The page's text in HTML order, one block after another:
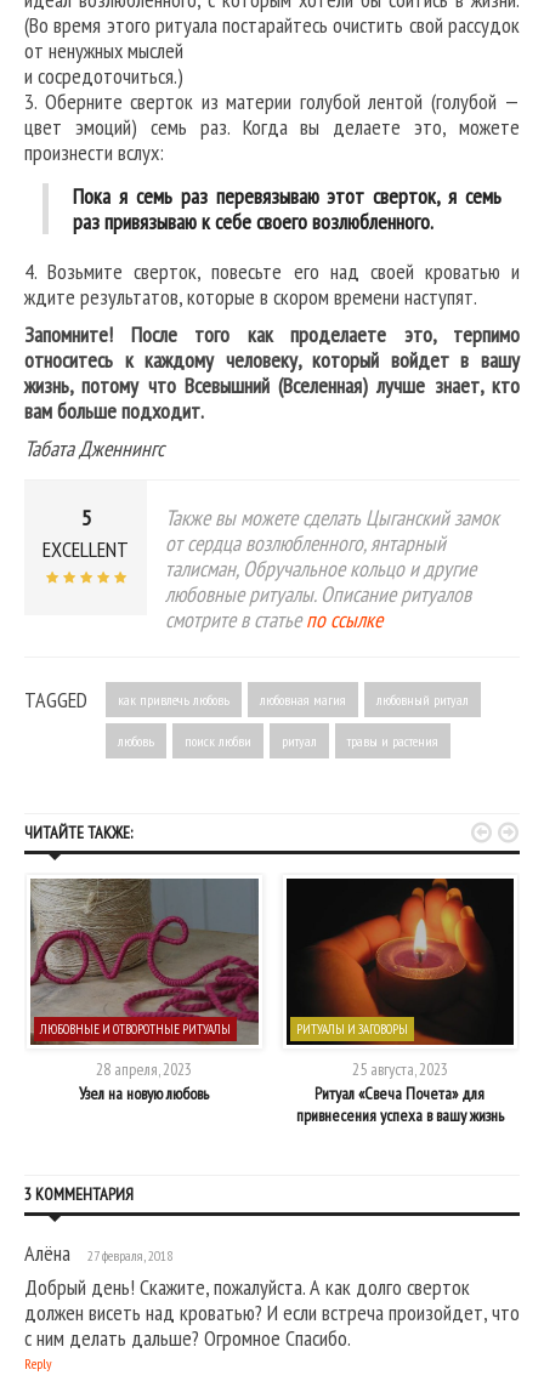
(Во время этого ритуала постарайтесь очистить свой рассудок
от ненужных мыслей
и сосредоточиться.)
3. Оберните сверток из материи голубой лентой (голубой —
цвет эмоций) семь раз. Когда вы делаете это, можете
произнести вслух:
Пока я семь раз перевязываю этот сверток, я семь
раз привязываю к себе своего возлюбленного.
4. Возьмите сверток, повесьте его над своей кроватью и
ждите результатов, которые в скором времени наступят.
Запомните! После того как проделаете это, терпимо
относитесь к каждому человеку, который войдет в вашу
жизнь, потому что Всевышний (Вселенная) лучше знает, кто
вам больше подходит.
Табата Дженнингс
5
EXCELLENT
Также вы можете сделать Цыганский замок
от сердца возлюбленного, янтарный
талисман, Обручальное кольцо и другие
любовные ритуалы. Описание ритуалов
смотрите в статьепо ссылке
TAGGED как привлечь любовь любовная магия любовный ритуал
любовь поиск любви ритуал травы и растения
ЧИТАЙТЕ ТАКЖЕ:
ЛЮБОВНЫЕ И ОТВОРОТНЫЕ РИТУАЛЫ
28 апреля, 2023
Узел на новую любовь
РИТУАЛЫ И ЗАГОВОРЫ
25 августа, 2023
Ритуал «Свеча Почета» для
привнесения успеха в вашу жизнь
 
3 КОММЕНТАРИЯ
Алёна 27 февраля, 2018
Добрый день! Скажите, пожалуйста. А как долго сверток
должен висеть над кроватью? И если встреча произойдет, что
с ним делать дальше? Огромное Спасибо.
Reply